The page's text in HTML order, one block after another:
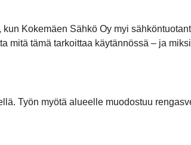
Kokemäen Sähkö Oy myi
tämä tarkoittaa käytännössä – ja
Työn myötä alueelle muodostuu